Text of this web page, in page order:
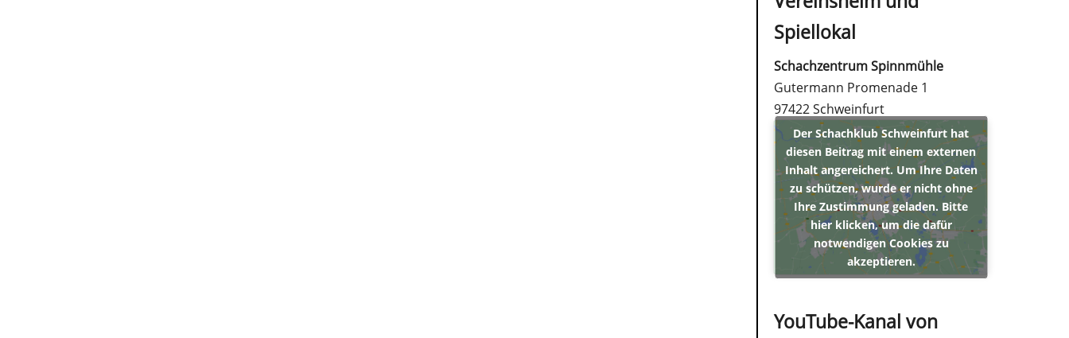
Spiellokal
Schachzentrum Spinnmühle
Gutermann Promenade 1
97422 Schweinfurt
Der Schachklub Schweinfurt hat
diesen Beitrag mit einem externen
Inhalt angereichert. Um Ihre Daten
zu schützen, wurde er nicht ohne
Ihre Zustimmung geladen. Bitte
hier klicken, um die dafür
notwendigen Cookies zu
akzeptieren.
YouTube-Kanal von